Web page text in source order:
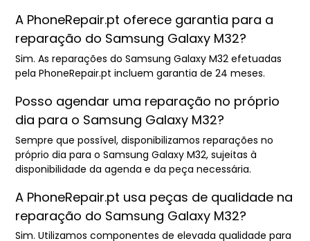
A PhoneRepair.pt oferece garantia para a
reparação do Samsung Galaxy M32?
Sim. As reparações do Samsung Galaxy M32 efetuadas
pela PhoneRepair.pt incluem garantia de 24 meses.
Posso agendar uma reparação no próprio
dia para o Samsung Galaxy M32?
Sempre que possível, disponibilizamos reparações no
próprio dia para o Samsung Galaxy M32, sujeitas à
disponibilidade da agenda e da peça necessária.
A PhoneRepair.pt usa peças de qualidade na
reparação do Samsung Galaxy M32?
Sim. Utilizamos componentes de elevada qualidade para